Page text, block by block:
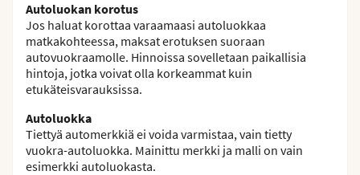
Autoluokan korotus
Jos haluat korottaa varaamaasi autoluokkaa
matkakohteessa, maksat erotuksen suoraan
autovuokraamolle. Hinnoissa sovelletaan paikallisia
hintoja, jotka voivat olla korkeammat kuin
etukäteisvarauksissa.
Autoluokka
Tiettyä automerkkiä ei voida varmistaa, vain tietty
vuokra-autoluokka. Mainittu merkki ja malli on vain
esimerkki autoluokasta.